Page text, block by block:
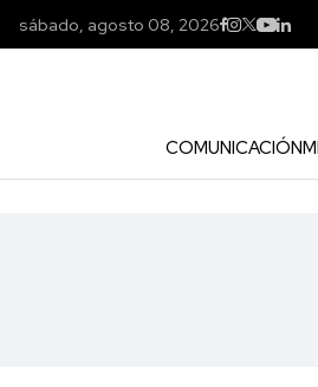
sábado, agosto 08, 2026
COMUNICACIÓN